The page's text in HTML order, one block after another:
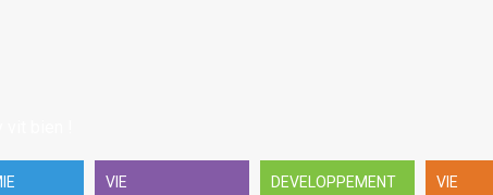
VIE
DEVELOPPEMENT
VIE